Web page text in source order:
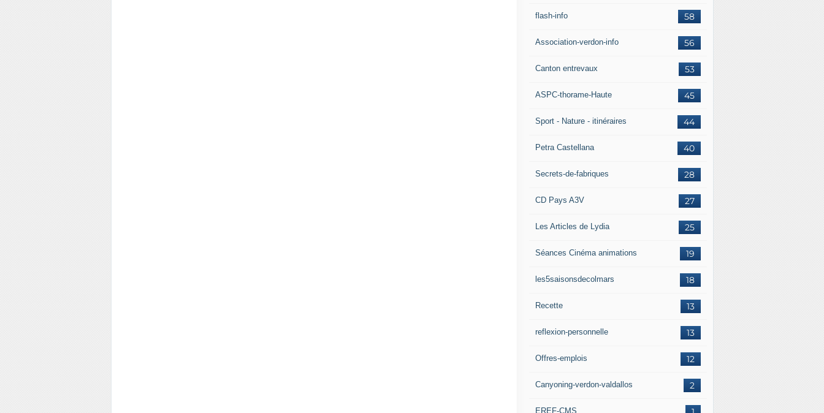
58
flash-info
56
Association-verdon-info
53
Canton entrevaux
45
ASPC-thorame-Haute
44
Sport - Nature - itinéraires
40
Petra Castellana
28
Secrets-de-fabriques
27
CD Pays A3V
25
Les Articles de Lydia
19
Séances Cinéma animations
18
les5saisonsdecolmars
13
Recette
13
reflexion-personnelle
12
Offres-emplois
2
Canyoning-verdon-valdallos
EREF-CMS